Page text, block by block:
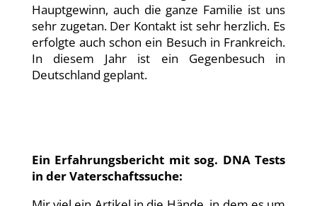
Hauptgewinn, auch die ganze Familie ist uns
sehr zugetan. Der Kontakt ist sehr herzlich. Es
erfolgte auch schon ein Besuch in Frankreich.
In diesem Jahr ist ein Gegenbesuch in
Deutschland geplant.
Ein Erfahrungsbericht mit sog. DNA Tests
in der Vaterschaftssuche: